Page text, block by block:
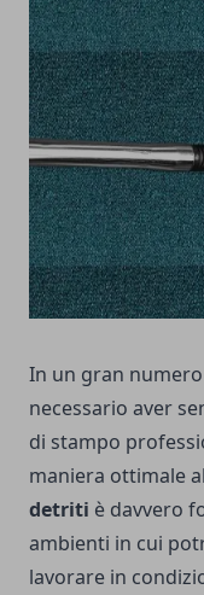
In un gran
necessario aver
di stampo
maniera ottimale
detriti è davvero
ambienti in cui
lavorare in